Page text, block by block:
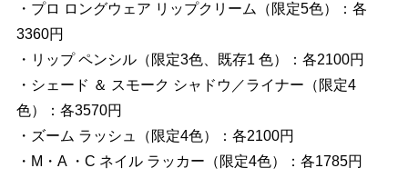
・プロ ロングウェア リップクリーム（限定5色）：各
3360円
・リップ ペンシル（限定3色、既存1 色）：各2100円
・シェード ＆ スモーク シャドウ／ライナー（限定4
色）：各3570円
・ズーム ラッシュ（限定4色）：各2100円
・M・A ・C ネイル ラッカー（限定4色）：各1785円